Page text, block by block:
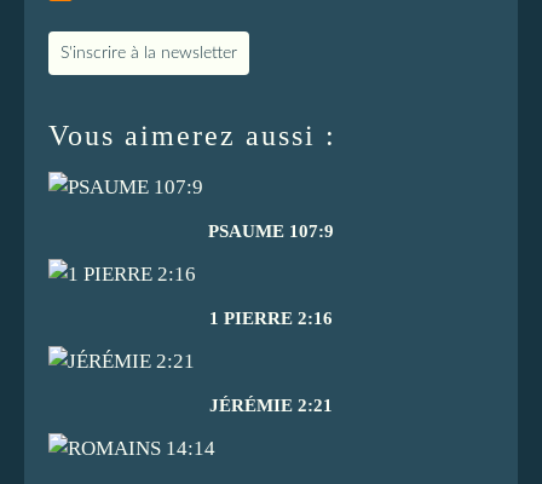
S'inscrire à la newsletter
Vous aimerez aussi :
PSAUME 107:9
1 PIERRE 2:16
JÉRÉMIE 2:21